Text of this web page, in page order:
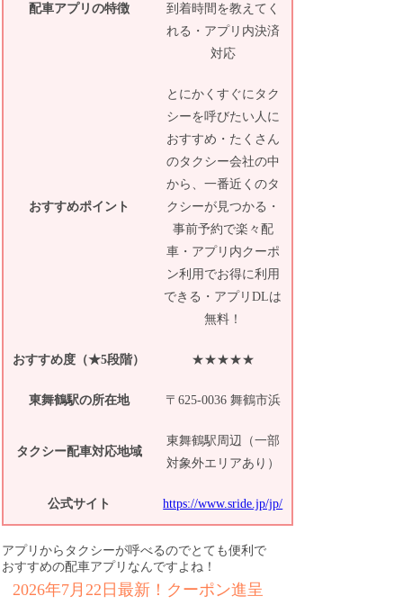
配車アプリの特徴
到着時間を教えてく
れる・アプリ内決済
対応
おすすめポイント
とにかくすぐにタク
シーを呼びたい人に
おすすめ・たくさん
のタクシー会社の中
から、一番近くのタ
クシーが見つかる・
事前予約で楽々配
車・アプリ内クーポ
ン利用でお得に利用
できる・アプリDLは
無料！
おすすめ度（★5段階） ★★★★★
東舞鶴駅の所在地 〒625-0036 舞鶴市浜
タクシー配車対応地域
東舞鶴駅周辺（一部
対象外エリアあり）
公式サイト https://www.sride.jp/jp/
アプリからタクシーが呼べるのでとても便利で
おすすめの配車アプリなんですよね！
2026年7月22日最新！クーポン進呈